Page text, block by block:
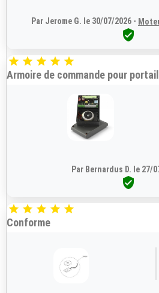
Par Jerome G. le 30/07/2026 -

    
Armoire de commande pour
Par Bernardus D. le 27/

    
Conforme